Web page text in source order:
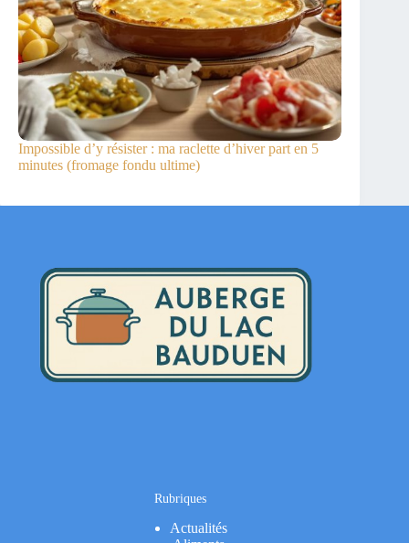
Impossible d’y résister : ma raclette d’hiver part en 5
minutes (fromage fondu ultime)
Rubriques
Actualités